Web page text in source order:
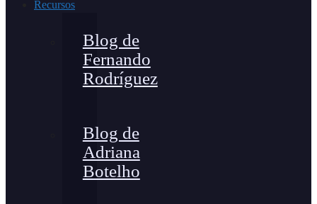
Recursos
Blog de
Fernando
Rodríguez
Blog de
Adriana
Botelho